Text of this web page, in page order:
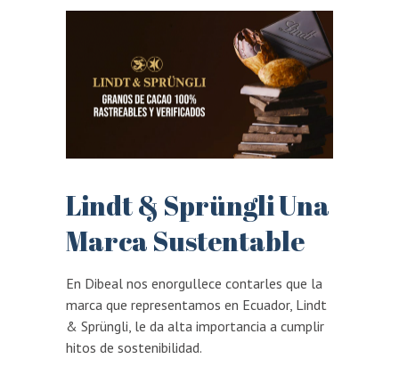
Lindt & Sprüngli Una
Marca Sustentable
En Dibeal nos enorgullece contarles que la
marca que representamos en Ecuador, Lindt
& Sprüngli, le da alta importancia a cumplir
hitos de sostenibilidad.